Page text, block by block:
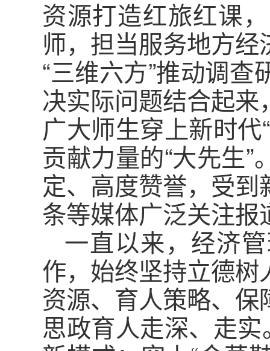
资源打造红旅红课
师，担当服务地方
“三维六方”推动调
决实际问题结合起
广大师生穿上新时
贡献力量的“大先生
定、高度赞誉，受
条等媒体广泛关注报
一直以来，经济
作，始终坚持立德
资源、育人策略、
思政育人走深、走